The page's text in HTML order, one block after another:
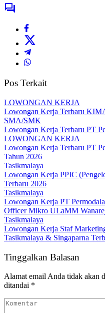
Pos Terkait
LOWONGAN KERJA
Lowongan Kerja Terbaru
SMA/SMK
Lowongan Kerja Terbaru PT
LOWONGAN KERJA
Lowongan Kerja Terbaru PT
Tahun 2026
Tasikmalaya
Lowongan Kerja PPIC
Terbaru 2026
Tasikmalaya
Lowongan Kerja PT
Officer Mikro ULaMM
Tasikmalaya
Lowongan Kerja Staf
Tasikmalaya & Singaparna
Tinggalkan Balasan
Alamat email Anda tidak akan
ditandai *